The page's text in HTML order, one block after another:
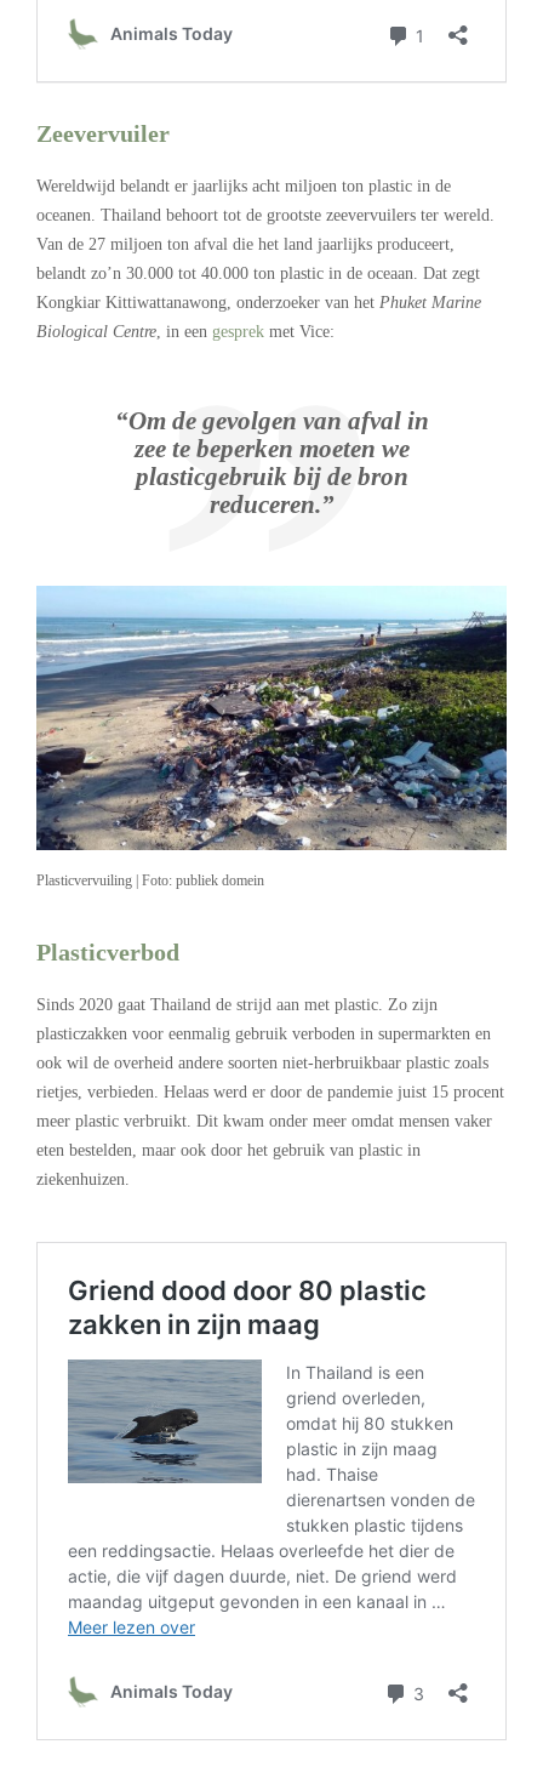
Zeevervuiler
Wereldwijd belandt er jaarlijks acht miljoen ton plastic in de
oceanen. Thailand behoort tot de grootste zeevervuilers ter wereld.
Van de 27 miljoen ton afval die het land jaarlijks produceert,
belandt zo’n 30.000 tot 40.000 ton plastic in de oceaan. Dat zegt
Kongkiar Kittiwattanawong, onderzoeker van het Phuket Marine
Biological Centre, in een gesprek met Vice:
“Om de gevolgen van afval in
zee te beperken moeten we
plasticgebruik bij de bron
reduceren.”
Plasticvervuiling | Foto: publiek domein
Plasticverbod
Sinds 2020 gaat Thailand de strijd aan met plastic. Zo zijn
plasticzakken voor eenmalig gebruik verboden in supermarkten en
ook wil de overheid andere soorten niet-herbruikbaar plastic zoals
rietjes, verbieden. Helaas werd er door de pandemie juist 15 procent
meer plastic verbruikt. Dit kwam onder meer omdat mensen vaker
eten bestelden, maar ook door het gebruik van plastic in
ziekenhuizen.